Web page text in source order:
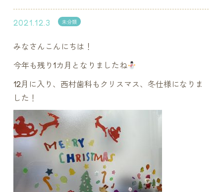
2021.12.3 未分類
みなさんこんにちは！
今年も残り 1カ月となりましたね
12月に入り、西村歯科もクリスマス、冬仕様になりま
した！